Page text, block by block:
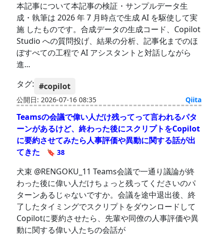
本記事について本記事の検証・サンプルデータ生
成・執筆は 2026 年 7 月時点で生成 AI を駆使して実
施 したものです。合成データの生成コード、Copilot
Studio への質問投げ、結果の分析、記事化までのほ
ぼすべての工程で AI アシスタントと対話しながら
進...
タグ: #copilot
公開日: 2026-07-16 08:35 Qiita
Teamsの会議で偉い人だけ残ってって言われるパタ
ーンがあるけど、終わった後にスクリプトをCopilot
に要約させてみたら人事評価や異動に関する話が出
てきた
🔖 38
犬束 @RENGOKU_11 Teams会議で一通り議論が終
わった後に偉い人だけちょっと残ってくださいのパ
ターンあるじゃないですか。会議を途中退出後、終
了したタイミングでスクリプトをダウンロードして
Copilotに要約させたら、先輩や同僚の人事評価や異
動に関する偉い人たちの会話が